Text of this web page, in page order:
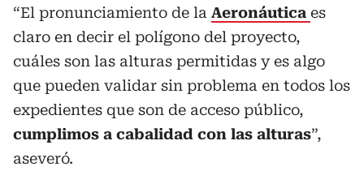
“El pronunciamiento de la Aeronáutica es
claro en decir el polígono del proyecto,
cuáles son las alturas permitidas y es algo
que pueden validar sin problema en todos los
expedientes que son de acceso público,
cumplimos a cabalidad con las alturas”,
aseveró.